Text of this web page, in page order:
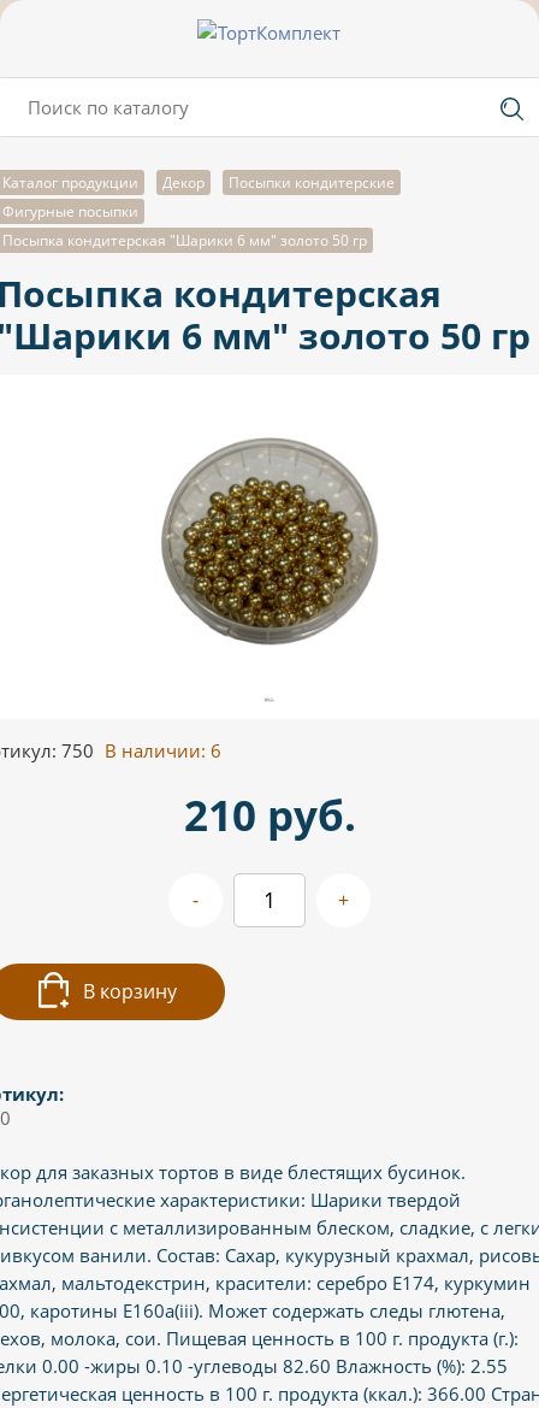
Каталог продукции Декор
Посыпки кондитерские
Фигурные посыпки
Посыпка кондитерская "Шарики 6 мм" золото 50 гр
кондитерская
6 мм" золото 50 гр
750 В наличии: 6
210 руб.
- +
В корзину
для заказных тортов в виде блестящих бусинок.
характеристики: Шарики твердой
с металлизированным блеском, сладкие, с
ванили. Состав: Сахар, кукурузный крахмал,
мальтодекстрин, красители: серебро E174, куркумин
каротины E160a(iii). Может содержать следы глютена,
молока, сои. Пищевая ценность в 100 г. продукта (г.):
0.00 -жиры 0.10 -углеводы 82.60 Влажность (%): 2.55
ценность в 100 г. продукта (ккал.): 366.00